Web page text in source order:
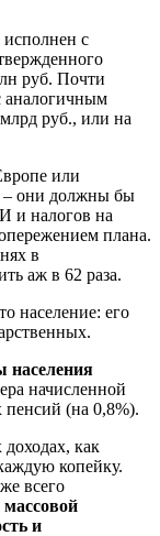
с
руб. Почти
аналогичным
руб., или на
или
– они должны бы
и налогов на
плана.
в
аж в 62 раза.
население: его
населения
начисленной
пенсий (на 0,8%).
как
копейку.
всего
и